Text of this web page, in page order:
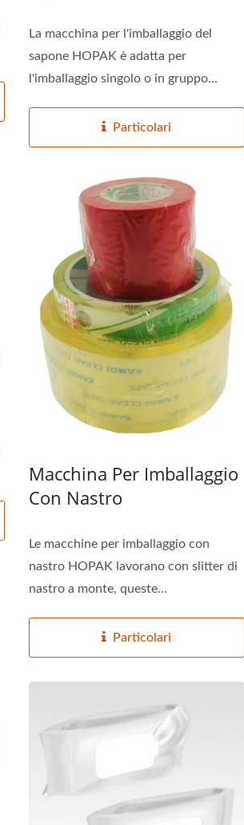
La macchina per l'imballaggio del
sapone HOPAK è adatta per
l'imballaggio singolo o in gruppo...
Particolari
Macchina Per Imballaggio
Con Nastro
Le macchine per imballaggio con
nastro HOPAK lavorano con slitter di
nastro a monte, queste...
Particolari